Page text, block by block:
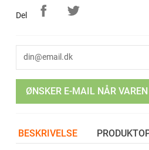
Del
ØNSKER E-MAIL NÅR
BESKRIVELSE